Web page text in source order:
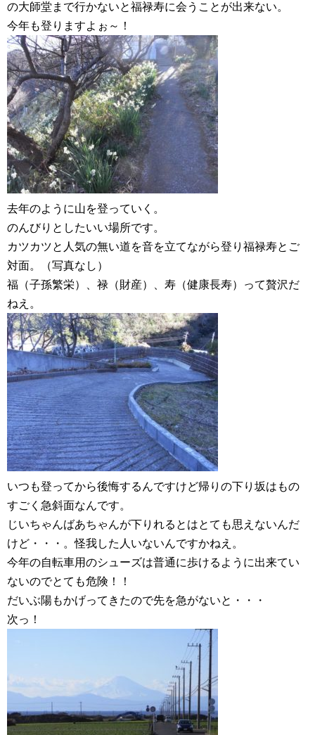
の大師堂まで行かないと福禄寿に会うことが出来ない。
今年も登りますよぉ～！
去年のように山を登っていく。
のんびりとしたいい場所です。
カツカツと人気の無い道を音を立てながら登り福禄寿とご
対面。（写真なし）
福（子孫繁栄）、禄（財産）、寿（健康長寿）って贅沢だ
ねえ。
いつも登ってから後悔するんですけど帰りの下り坂はもの
すごく急斜面なんです。
じいちゃんばあちゃんが下りれるとはとても思えないんだ
けど・・・。怪我した人いないんですかねえ。
今年の自転車用のシューズは普通に歩けるように出来てい
ないのでとても危険！！
だいぶ陽もかげってきたので先を急がないと・・・
次っ！